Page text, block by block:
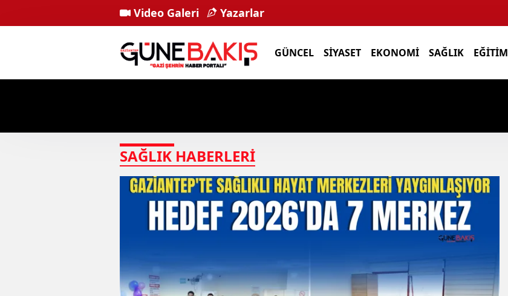
Video Galeri Yazarlar
GÜNCEL SIYASET EKONOMI SAĞLIK EĞITIM
SAĞLIK HABERLERI